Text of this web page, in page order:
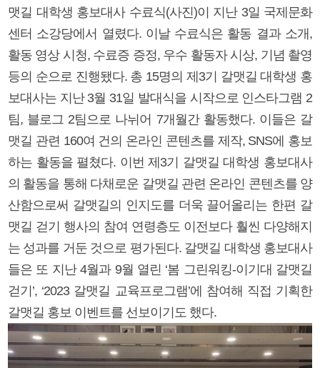
맷길 대학생 홍보대사 수료식(사진)이 지난 3일 국제문화
센터 소강당에서 열렸다. 이날 수료식은 활동 결과 소개,
활동 영상 시청, 수료증 증정, 우수 활동자 시상, 기념 촬영
등의 순으로 진행됐다. 총 15명의 제3기 갈맷길 대학생 홍
보대사는 지난 3월 31일 발대식을 시작으로 인스타그램 2
팀, 블로그 2팀으로 나뉘어 7개월간 활동했다. 이들은 갈
맷길 관련 160여 건의 온라인 콘텐츠를 제작, SNS에 홍보
하는 활동을 펼쳤다. 이번 제3기 갈맷길 대학생 홍보대사
의 활동을 통해 다채로운 갈맷길 관련 온라인 콘텐츠를 양
산함으로써 갈맷길의 인지도를 더욱 끌어올리는 한편 갈
맷길 걷기 행사의 참여 연령층도 이전보다 훨씬 다양해지
는 성과를 거둔 것으로 평가된다. 갈맷길 대학생 홍보대사
들은 또 지난 4월과 9월 열린 ‘봄 그린워킹-이기대 갈맷길
걷기’, ‘2023 갈맷길 교육프로그램’에 참여해 직접 기획한
갈맷길 홍보 이벤트를 선보이기도 했다.